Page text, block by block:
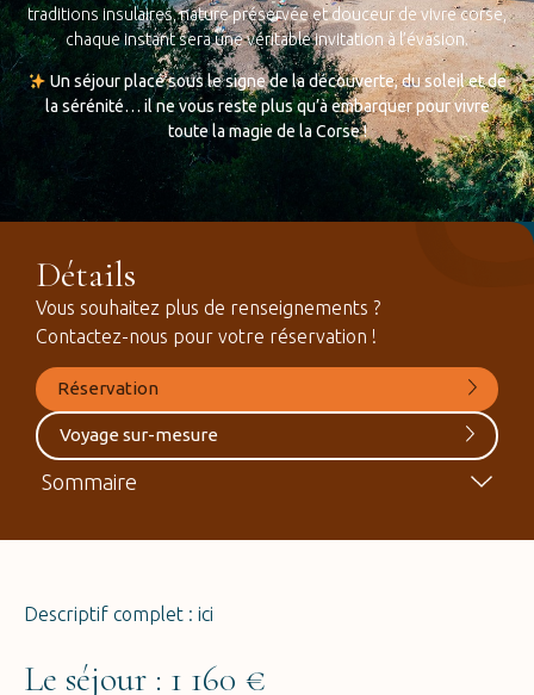
traditions insulaires, nature préservée et douceur de vivre corse,
chaque instant sera une véritable invitation à l’évasion.
Un séjour placé sous le signe de la découverte, du soleil et de
la sérénité… il ne vous reste plus qu’à embarquer pour vivre
toute la magie de la Corse !
Descriptif complet : ici
Le séjour : 1 160 €
Détails
Vous souhaitez plus de renseignements ?
Contactez-nous pour votre réservation !
Réservation
Voyage sur-mesure
Sommaire